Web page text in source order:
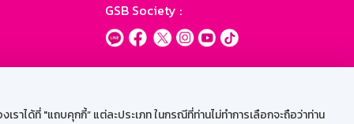
ได้ที่ "แถบคุกกี้” แต่ละประเภท ในกรณีที่ท่านไม่ทำการเลือกจะถือว่าท่าน
GSB Society :